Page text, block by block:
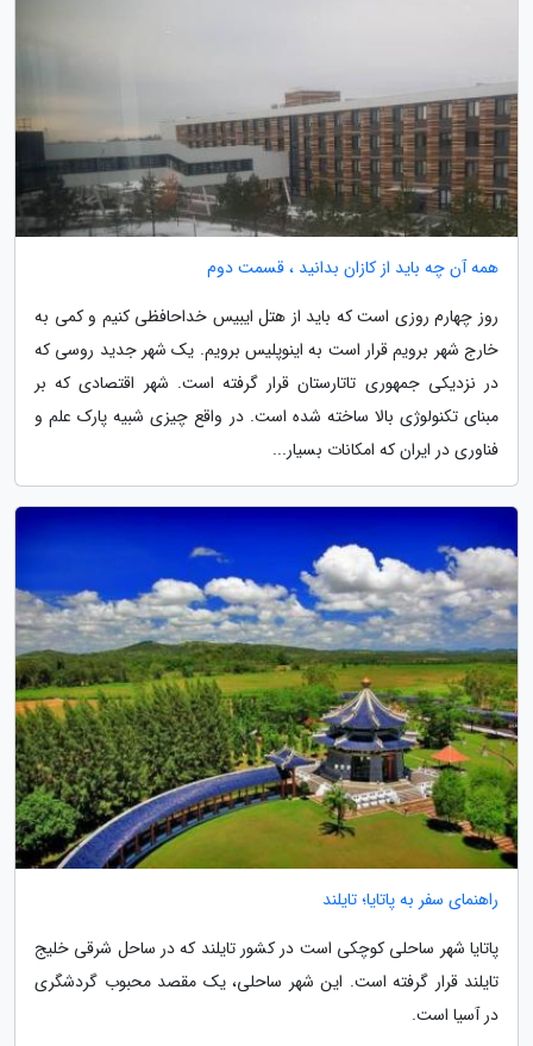
همه آن چه باید از کازان بدانید ، قسمت دوم
روز چهارم روزی است که باید از هتل ایبیس خداحافظی کنیم و کمی به
خارج شهر برویم قرار است به اینوپلیس برویم. یک شهر جدید روسی که
در نزدیکی جمهوری تاتارستان قرار گرفته است. شهر اقتصادی که بر
مبنای تکنولوژی بالا ساخته شده است. در واقع چیزی شبیه پارک علم و
فناوری در ایران که امکانات بسیار...
راهنمای سفر به پاتایا؛ تایلند
پاتایا شهر ساحلی کوچکی است در کشور تایلند که در ساحل شرقی خلیج
تایلند قرار گرفته است. این شهر ساحلی، یک مقصد محبوب گردشگری
در آسیا است.